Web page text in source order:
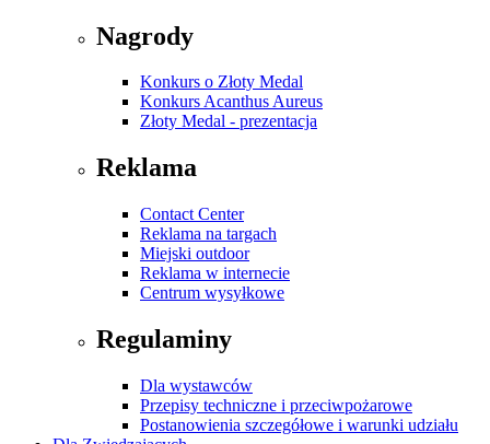
Nagrody
Konkurs o Złoty Medal
Konkurs Acanthus Aureus
Złoty Medal - prezentacja
Reklama
Contact Center
Reklama na targach
Miejski outdoor
Reklama w internecie
Centrum wysyłkowe
Regulaminy
Dla wystawców
Przepisy techniczne i przeciwpożarowe
Postanowienia szczegółowe i warunki udziału